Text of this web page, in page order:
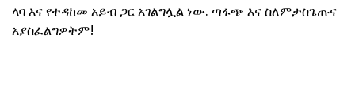
ላባ እና የተዳከመ አይብ ጋር አገልግሏል ነው. ጣፋጭ እና ስለምታስጌጡና
አያስፈልግዎትም!